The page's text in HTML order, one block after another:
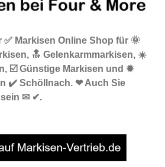
✅ Markisen Online Shop für 🌞
🔝 Gelenkarmmarkisen, ☀️
☑️ Günstige Markisen und ✹
✔️ Schöllnach. ❤ Auch Sie
sein ✉ ✔.